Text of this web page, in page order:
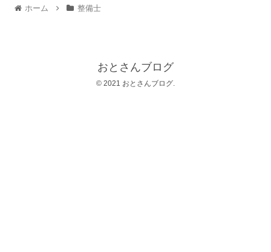
ホーム 整備士
おとさんブログ
© 2021 おとさんブログ.